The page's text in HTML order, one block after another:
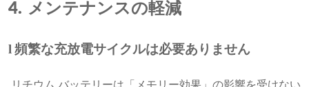
4. メンテナンスの軽減
l 頻繁な充放電サイクルは必要ありません